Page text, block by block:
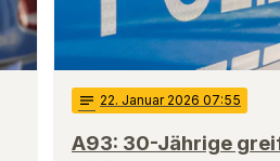
notes 22. Januar 2026 07:55
A93: 30-Jährige